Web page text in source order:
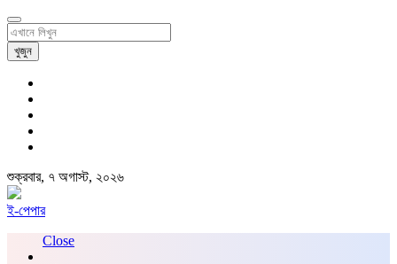
খুজুন
শুক্রবার, ৭ অগাস্ট, ২০২৬
ই-পেপার
Close